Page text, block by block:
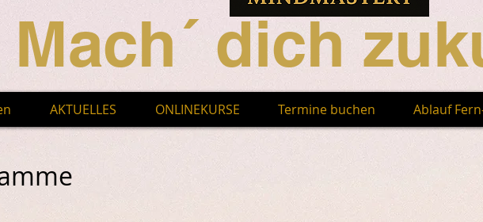
Mach´ dich
AKTUELLES ONLINEKURSE Termine buchen Ablauf